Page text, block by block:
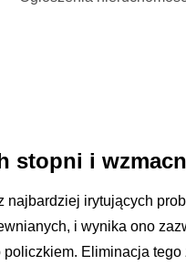
stopni i
najbardziej irytujących
i wynika ono
Eliminacja